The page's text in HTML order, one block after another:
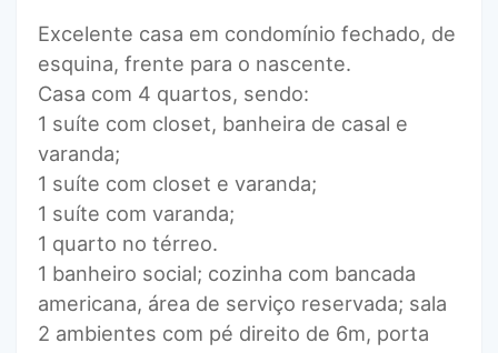
Excelente casa em condomínio fechado, de
esquina, frente para o nascente.
Casa com 4 quartos, sendo:
1 suíte com closet, banheira de casal e
varanda;
1 suíte com closet e varanda;
1 suíte com varanda;
1 quarto no térreo.
1 banheiro social; cozinha com bancada
americana, área de serviço reservada; sala
2 ambientes com pé direito de 6m, porta